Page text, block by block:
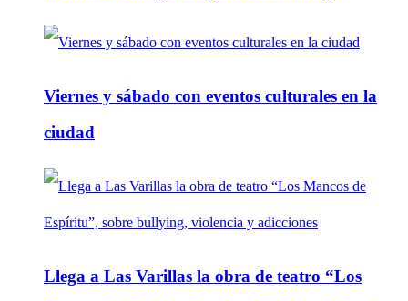
Viernes y sábado con eventos culturales en la
ciudad
Llega a Las Varillas la obra de teatro “Los